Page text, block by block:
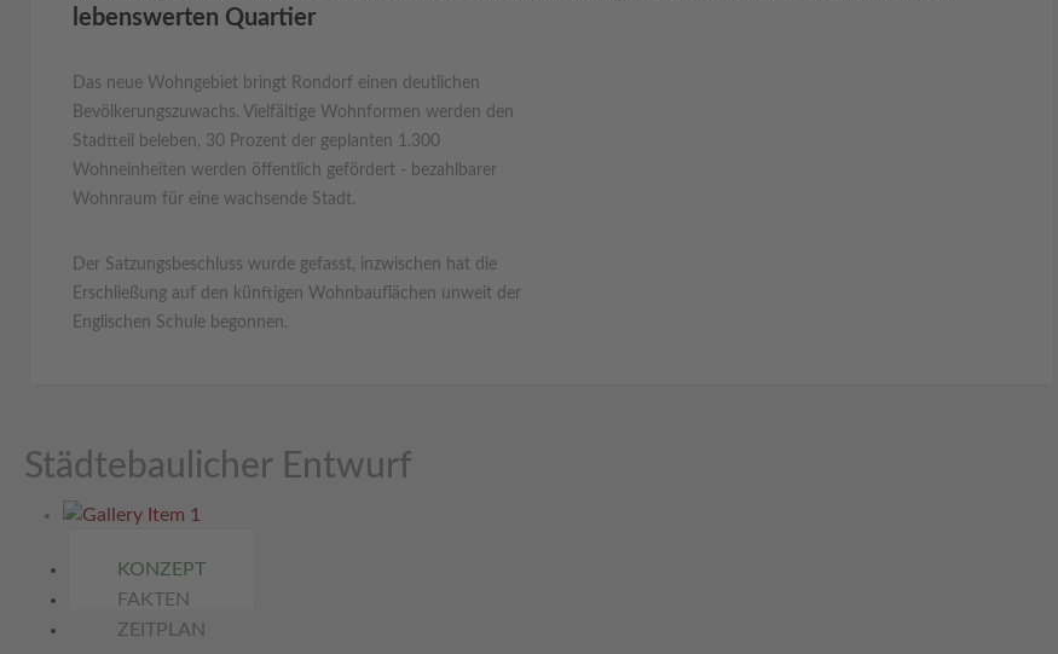
lebenswerten Quartier
Das neue Wohngebiet bringt Rondorf einen deutlichen
Bevölkerungszuwachs. Vielfältige Wohnformen werden den
Stadtteil beleben, 30 Prozent der geplanten 1.300
Wohneinheiten werden öffentlich gefördert - bezahlbarer
Wohnraum für eine wachsende Stadt.
Der Satzungsbeschluss wurde gefasst, inzwischen hat die
Erschließung auf den künftigen Wohnbauflächen unweit der
Englischen Schule begonnen.
Städtebaulicher Entwurf
KONZEPT
FAKTEN
ZEITPLAN